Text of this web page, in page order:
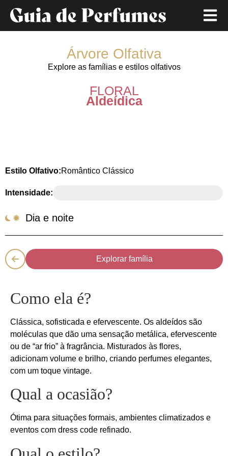
Árvore Olfativa
Explore as famílias e estilos olfativos
FLORAL
Aldeídica
Estilo Olfativo:Romântico Clássico
Intensidade:
Dia e noite
Explorar família
Como ela é?
Clássica, sofisticada e efervescente. Os aldeídos são
moléculas que dão uma sensação metálica, efervescente
ou de “ar frio” à fragrância. Misturados às flores,
adicionam volume e brilho, criando perfumes elegantes,
com um toque vintage.
Qual a ocasião?
Ótima para situações formais, ambientes climatizados e
eventos com dress code refinado.